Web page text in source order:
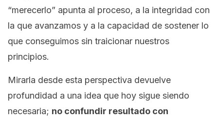
“merecerlo” apunta al proceso, a la integridad con
la que avanzamos y a la capacidad de sostener lo
que conseguimos sin traicionar nuestros
principios.
Mirarla desde esta perspectiva devuelve
profundidad a una idea que hoy sigue siendo
necesaria; no confundir resultado con